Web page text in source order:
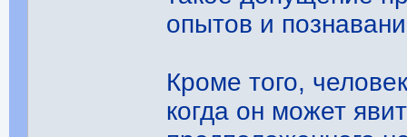
опытов и
Кроме того,
когда он может